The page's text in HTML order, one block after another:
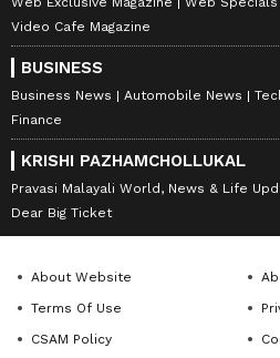
Video Cafe Magazine
BUSINESS
Business News Automobile News
Finance
KRISHI PAZHAMCHOLLUKAL
Pravasi Malayali World, News & Life
Dear Big Ticket
About Website
Terms Of Use
CSAM Policy